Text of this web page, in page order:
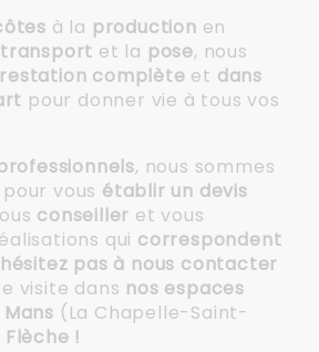
à la production en
transport et la pose, nous
complète et dans
pour donner vie à tous vos
, nous sommes
pour vous établir un devis
conseiller et vous
qui correspondent
pas à nous contacter
visite dans nos espaces
(La Chapelle-Saint-
Flèche !